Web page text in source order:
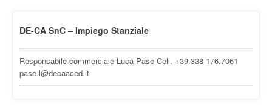
DE-CA SnC – Impiego Stanziale
Responsabile commerciale Luca Pase Cell. +39 338 176.7061
pase.l@decaaced.it